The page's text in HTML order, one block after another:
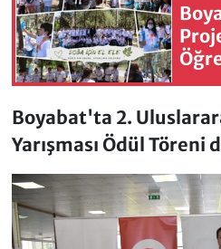
Boyabat'ta 2.
Yarışması Ödül Töreni